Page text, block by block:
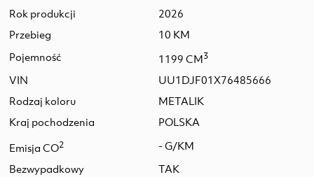
Rok produkcji
2026
Przebieg
10 KM
Pojemność
1199 CM3
VIN
UU1DJF01X76485666
Rodzaj koloru
METALIK
Kraj pochodzenia
POLSKA
Emisja CO2
- G/KM
Bezwypadkowy
TAK